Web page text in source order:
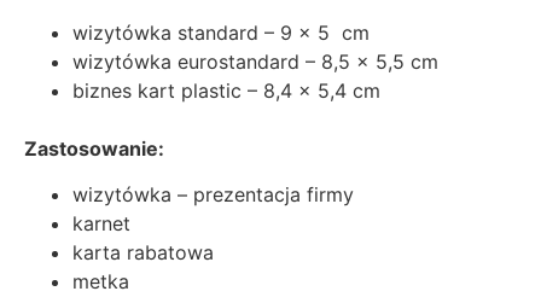
wizytówka standard – 9 x 5 cm
wizytówka eurostandard – 8,5 x 5,5 cm
biznes kart plastic – 8,4 x 5,4 cm
Zastosowanie:
wizytówka – prezentacja firmy
karnet
karta rabatowa
metka